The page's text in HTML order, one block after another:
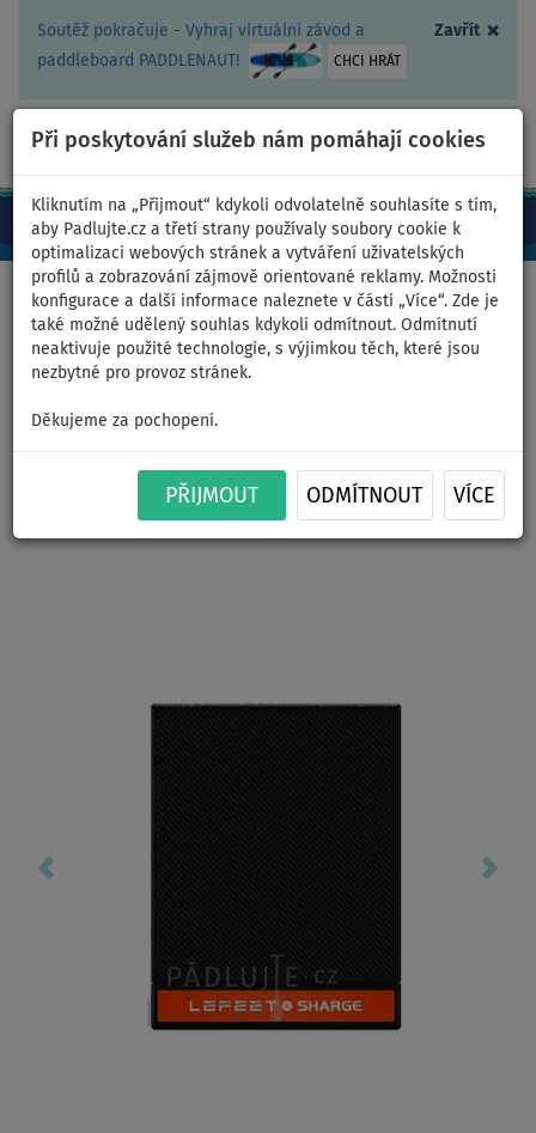
Zavřít ×
Soutěž pokračuje - Vyhraj virtuální závod a
paddleboard PADDLENAUT!
CHCI HRÁT
Při poskytování služeb nám pomáhají cookies
Kliknutím na „Přijmout“ kdykoli odvolatelně souhlasíte s tím,
aby Padlujte.cz a třetí strany používaly soubory cookie k
optimalizaci webových stránek a vytváření uživatelských
profilů a zobrazování zájmově orientované reklamy. Možnosti
konfigurace a další informace naleznete v části „Více“. Zde je
také možné udělený souhlas kdykoli odmítnout. Odmítnutí
neaktivuje použité technologie, s výjimkou těch, které jsou
nezbytné pro provoz stránek.
Děkujeme za pochopení.
PŘIJMOUT ODMÍTNOUT VÍCE
CZ/Kč +420 467 409 090 0ks
Domů >Příslušenství >Motory k paddleboardu, kajaku
Nabíječka LEFEET USB C
Charger 100W P1 / P1 XR / P1
Lite 100W USB